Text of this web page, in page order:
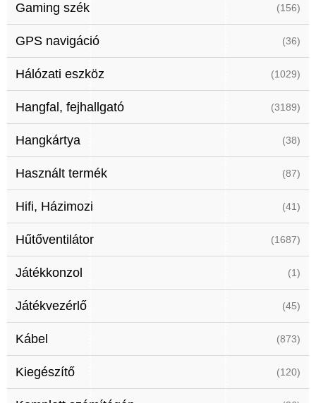
Gaming szék (156)
GPS navigáció (36)
Hálózati eszköz (1029)
Hangfal, fejhallgató (3189)
Hangkártya (38)
Használt termék (87)
Hifi, Házimozi (41)
Hűtőventilátor (1687)
Játékkonzol (1)
Játékvezérlő (45)
Kábel (873)
Kiegészítő (120)